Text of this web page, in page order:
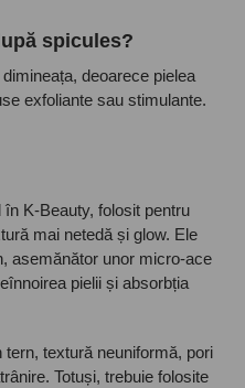
spicules?
deoarece pielea
exfoliante sau stimulante.
K-Beauty, folosit pentru
mai netedă și glow. Ele
asemănător unor micro-ace
pielii și absorbția
textură neuniformă, pori
Totuși, trebuie folosite